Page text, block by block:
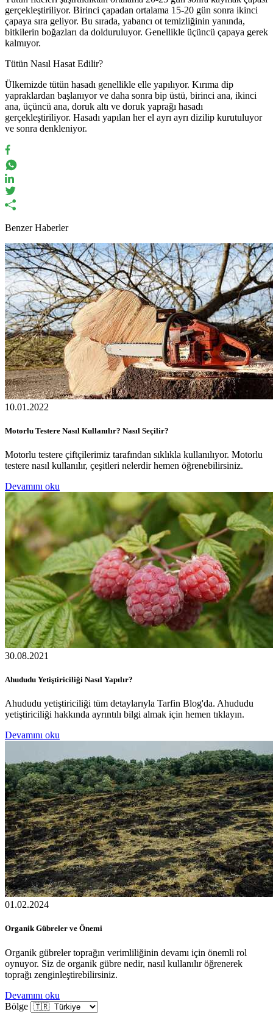
gerçekleştiriliyor. Birinci çapadan ortalama 15-20 gün sonra ikinci
çapaya sıra geliyor. Bu sırada, yabancı ot temizliğinin yanında,
bitkilerin boğazları da dolduruluyor. Genellikle üçüncü çapaya gerek
kalmıyor.
Tütün Nasıl Hasat Edilir?
Ülkemizde tütün hasadı genellikle elle yapılıyor. Kırıma dip
yapraklardan başlanıyor ve daha sonra bip üstü, birinci ana, ikinci
ana, üçüncü ana, doruk altı ve doruk yaprağı hasadı
gerçekleştiriliyor. Hasadı yapılan her el ayrı ayrı dizilip kurutuluyor
ve sonra denkleniyor.
Benzer Haberler
10.01.2022
Motorlu Testere Nasıl Kullanılır? Nasıl Seçilir?
Motorlu testere çiftçilerimiz tarafından sıklıkla kullanılıyor. Motorlu
testere nasıl kullanılır, çeşitleri nelerdir hemen öğrenebilirsiniz.
Devamını oku
30.08.2021
Ahududu Yetiştiriciliği Nasıl Yapılır?
Ahududu yetiştiriciliği tüm detaylarıyla Tarfin Blog'da. Ahududu
yetiştiriciliği hakkında ayrıntılı bilgi almak için hemen tıklayın.
Devamını oku
01.02.2024
Organik Gübreler ve Önemi
Organik gübreler toprağın verimliliğinin devamı için önemli rol
oynuyor. Siz de organik gübre nedir, nasıl kullanılır öğrenerek
toprağı zenginleştirebilirsiniz.
Devamını oku
Bölge